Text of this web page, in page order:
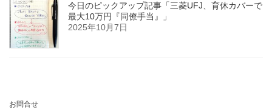
今日のピックアップ記事「三菱UFJ、育休カバーで
最大10万円『同僚手当』」
2025年10月7日
お問合せ